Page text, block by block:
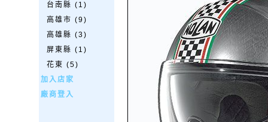
台南縣 (1)
高雄市 (9)
高雄縣 (3)
屏東縣 (1)
花東 (5)
加入店家
廠商登入